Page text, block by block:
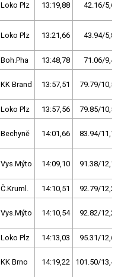
Loko Plz 13:19,88 42.16/5,6
Loko Plz 13:21,66 43.94/5,8
Boh.Pha 13:48,78 71.06/9,4
KK Brand 13:57,51 79.79/10,5
Loko Plz 13:57,56 79.85/10,5
Bechyně 14:01,66 83.94/11,1
Vys.Mýto 14:09,10 91.38/12,1
Č.Kruml. 14:10,51 92.79/12,2
Vys.Mýto 14:10,54 92.82/12,2
Loko Plz 14:13,03 95.31/12,6
KK Brno 14:19,22 101.50/13,4